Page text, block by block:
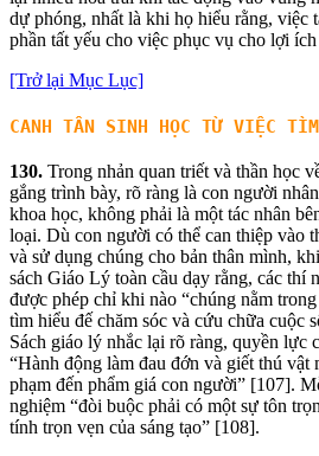
dự phóng, nhất là khi họ hiểu rằng, việc
phần tất yếu cho việc phục vụ cho lợi
[Trở lại Mục Lục]
CANH TÂN SINH HỌC TỪ VIỆC TÌM
130. Trong nhản quan triết và thần học
gắng trình bày, rõ ràng là con người
khoa học, không phải là một tác nhân
loại. Dù con người có thể can thiệp vào
và sử dụng chúng cho bản thân mình,
sách Giáo Lý toàn cầu dạy rằng, các thí
được phép chỉ khi nào “chúng nằm
tìm hiểu đế chăm sóc và cứu chữa cuộc
Sách giáo lý nhắc lại rõ ràng, quyền lực
“Hành động làm đau đớn và giết thú vật
phạm đến phẩm giá con người” [107].
nghiệm “đòi buộc phải có một sự tôn
tính trọn vẹn của sáng tạo” [108].